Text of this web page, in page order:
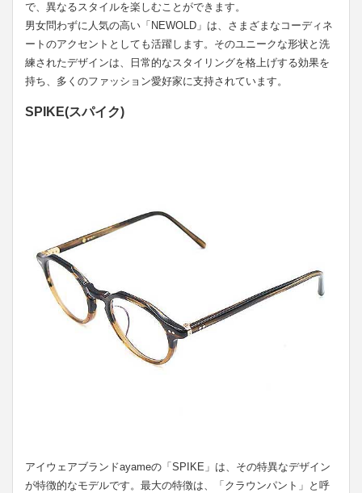
で、異なるスタイルを楽しむことができます。
男女問わずに人気の高い「NEWOLD」は、さまざまなコーディネ
ートのアクセントとしても活躍します。そのユニークな形状と洗
練されたデザインは、日常的なスタイリングを格上げする効果を
持ち、多くのファッション愛好家に支持されています。
SPIKE(スパイク)
アイウェアブランドayameの「SPIKE」は、その特異なデザイン
が特徴的なモデルです。最大の特徴は、「クラウンパント」と呼